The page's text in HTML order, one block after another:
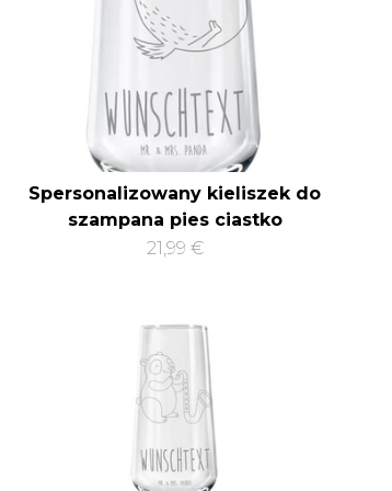
Spersonalizowany kieliszek do
szampana pies ciastko
21,99 €